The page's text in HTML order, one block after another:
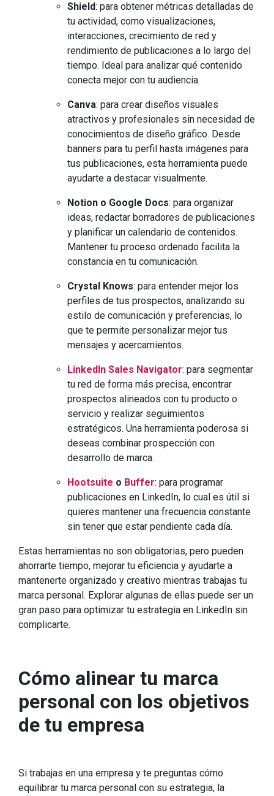
Shield: para obtener métricas detalladas de
tu actividad, como visualizaciones,
interacciones, crecimiento de red y
rendimiento de publicaciones a lo largo del
tiempo. Ideal para analizar qué contenido
conecta mejor con tu audiencia.
Canva: para crear diseños visuales
atractivos y profesionales sin necesidad de
conocimientos de diseño gráfico. Desde
banners para tu perfil hasta imágenes para
tus publicaciones, esta herramienta puede
ayudarte a destacar visualmente.
Notion o Google Docs: para organizar
ideas, redactar borradores de publicaciones
y planificar un calendario de contenidos.
Mantener tu proceso ordenado facilita la
constancia en tu comunicación.
Crystal Knows: para entender mejor los
perfiles de tus prospectos, analizando su
estilo de comunicación y preferencias, lo
que te permite personalizar mejor tus
mensajes y acercamientos.
LinkedIn Sales Navigator: para segmentar
tu red de forma más precisa, encontrar
prospectos alineados con tu producto o
servicio y realizar seguimientos
estratégicos. Una herramienta poderosa si
deseas combinar prospección con
desarrollo de marca.
Hootsuite o Buffer: para programar
publicaciones en LinkedIn, lo cual es útil si
quieres mantener una frecuencia constante
sin tener que estar pendiente cada día.
Estas herramientas no son obligatorias, pero pueden
ahorrarte tiempo, mejorar tu eficiencia y ayudarte a
mantenerte organizado y creativo mientras trabajas tu
marca personal. Explorar algunas de ellas puede ser un
gran paso para optimizar tu estrategia en LinkedIn sin
complicarte.
Cómo alinear tu marca
personal con los objetivos
de tu empresa
Si trabajas en una empresa y te preguntas cómo
equilibrar tu marca personal con su estrategia, la